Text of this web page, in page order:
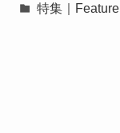
特集｜Feature